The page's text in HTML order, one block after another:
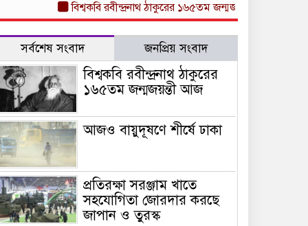
বিশ্বকবি রবীন্দ্রনাথ ঠাকুরের ১৬৫তম জন্মজয়ন্তী আজ
সর্বশেষ সংবাদ জনপ্রিয় সংবাদ
বিশ্বকবি রবীন্দ্রনাথ ঠাকুরের
১৬৫তম জন্মজয়ন্তী আজ
আজও বায়ুদূষণে শীর্ষে ঢাকা
প্রতিরক্ষা সরঞ্জাম খাতে
সহযোগিতা জোরদার করছে
জাপান ও তুরস্ক